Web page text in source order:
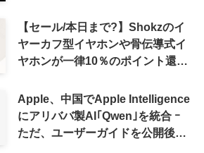
【セール/本日まで?】Shokzのイ
ヤーカフ型イヤホンや骨伝導式イ
ヤホンが一律10％のポイント還元
Apple、中国でApple Intelligence
にアリババ製AI｢Qwen｣を統合 ｰ
ただ、ユーザーガイドを公開後に